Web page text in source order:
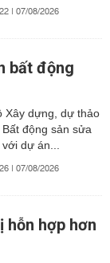
| 07/08/2026
bất động
Xây dựng, dự thảo
động sản sửa
dự án...
| 07/08/2026
hỗn hợp hơn